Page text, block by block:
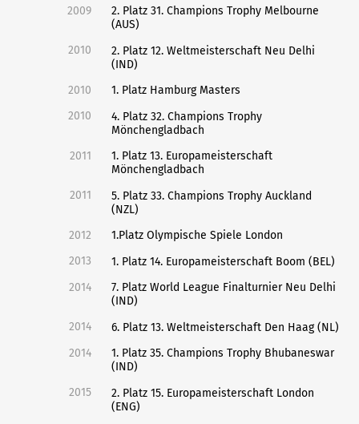
2009
2. Platz 31. Champions Trophy Melbourne
(AUS)
2010
2. Platz 12. Weltmeisterschaft Neu Delhi
(IND)
2010
1. Platz Hamburg Masters
2010
4. Platz 32. Champions Trophy
Mönchengladbach
2011
1. Platz 13. Europameisterschaft
Mönchengladbach
2011
5. Platz 33. Champions Trophy Auckland
(NZL)
2012
1.Platz Olympische Spiele London
2013
1. Platz 14. Europameisterschaft Boom (BEL)
2014
7. Platz World League Finalturnier Neu Delhi
(IND)
2014
6. Platz 13. Weltmeisterschaft Den Haag (NL)
2014
1. Platz 35. Champions Trophy Bhubaneswar
(IND)
2015
2. Platz 15. Europameisterschaft London
(ENG)